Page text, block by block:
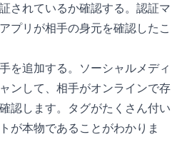
されているか確認する。認証マ
プリが相手の身元を確認したこ
を追加する。ソーシャルメディ
ンして、相手がオンラインで存
認します。タグがたくさん付い
が本物であることがわかりま